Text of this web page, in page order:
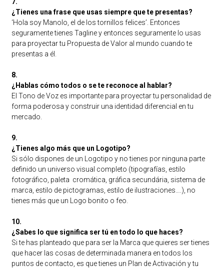
¿Tienes una frase que usas siempre que te presentas?
‘Hola soy Manolo, el de los tornillos felices’. Entonces
seguramente tienes Tagline y entonces seguramente lo usas
para proyectar tu Propuesta de Valor al mundo cuando te
presentas a él.
8.
¿Hablas cómo todos o se te reconoce al hablar?
El Tono de Voz es importante para proyectar tu personalidad de
forma poderosa y construir una identidad diferencial en tu
mercado.
9.
¿Tienes algo más que un Logotipo?
Si sólo dispones de un Logotipo y no tienes por ninguna parte
definido un universo visual completo (tipografías, estilo
fotográfico, paleta cromática, gráfica secundária, sistema de
marca, estilo de pictogramas, estilo de ilustraciones….), no
tienes más que un Logo bonito o feo.
10.
¿Sabes lo que significa ser tú en todo lo que haces?
Si te has planteado que para ser la Marca que quieres ser tienes
que hacer las cosas de determinada manera en todos los
puntos de contacto, es que tienes un Plan de Activación y tu